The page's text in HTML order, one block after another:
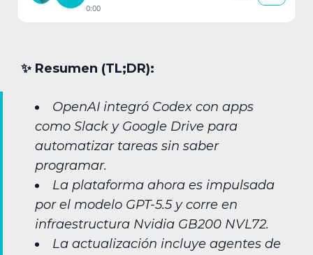
0:00
✨︎ Resumen (TL;DR):
OpenAI integró Codex con apps
como Slack y Google Drive para
automatizar tareas sin saber
programar.
La plataforma ahora es impulsada
por el modelo GPT-5.5 y corre en
infraestructura Nvidia GB200 NVL72.
La actualización incluye agentes de